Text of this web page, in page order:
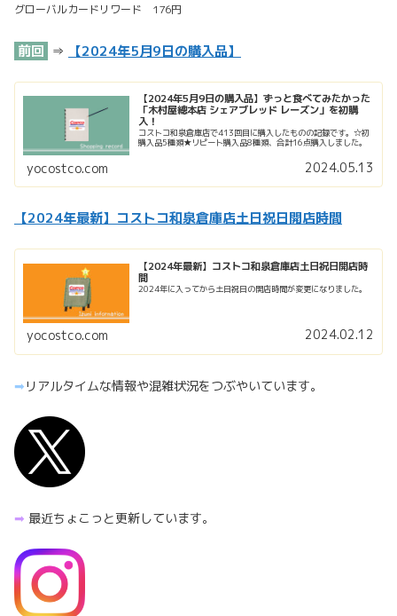
グローバルカードリワード 176円
前回 ⇒ 【2024年5月9日の購入品】
【2024年5月9日の購入品】ずっと食べてみたかった
「木村屋總本店 シェアブレッド レーズン」を初購
入！
コストコ和泉倉庫店で413回目に購入したものの記録です。☆初
購入品5種類★リピート購入品8種類、合計16点購入しました。
yocostco.com 2024.05.13
【2024年最新】コストコ和泉倉庫店土日祝日開店時間
【2024年最新】コストコ和泉倉庫店土日祝日開店時
間
2024年に入ってから土日祝日の開店時間が変更になりました。
yocostco.com 2024.02.12
➡︎リアルタイムな情報や混雑状況をつぶやいています。
➡︎ 最近ちょこっと更新しています。